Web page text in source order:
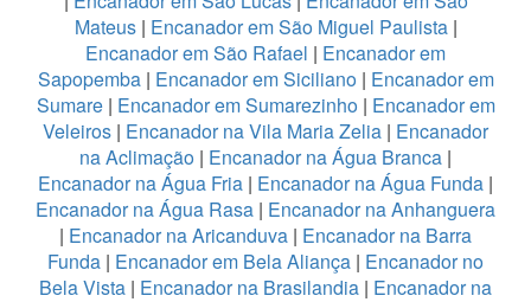
Mateus | Encanador em São Miguel Paulista|
Encanador em São Rafael | Encanador em
Sapopemba | Encanador em Siciliano| Encanador em
Sumare| Encanador em Sumarezinho| Encanador em
Veleiros | Encanador na Vila Maria Zelia | Encanador
na Aclimação | Encanador na Água Branca |
Encanador na Água Fria | Encanador na Água Funda |
Encanador na Água Rasa | Encanador na Anhanguera
| Encanador na Aricanduva | Encanador na Barra
Funda | Encanador em Bela Aliança | Encanador no
Bela Vista | Encanador na Brasilandia | Encanador na